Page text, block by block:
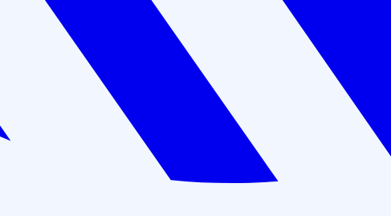
144 часа
Цена: 9 000 руб.